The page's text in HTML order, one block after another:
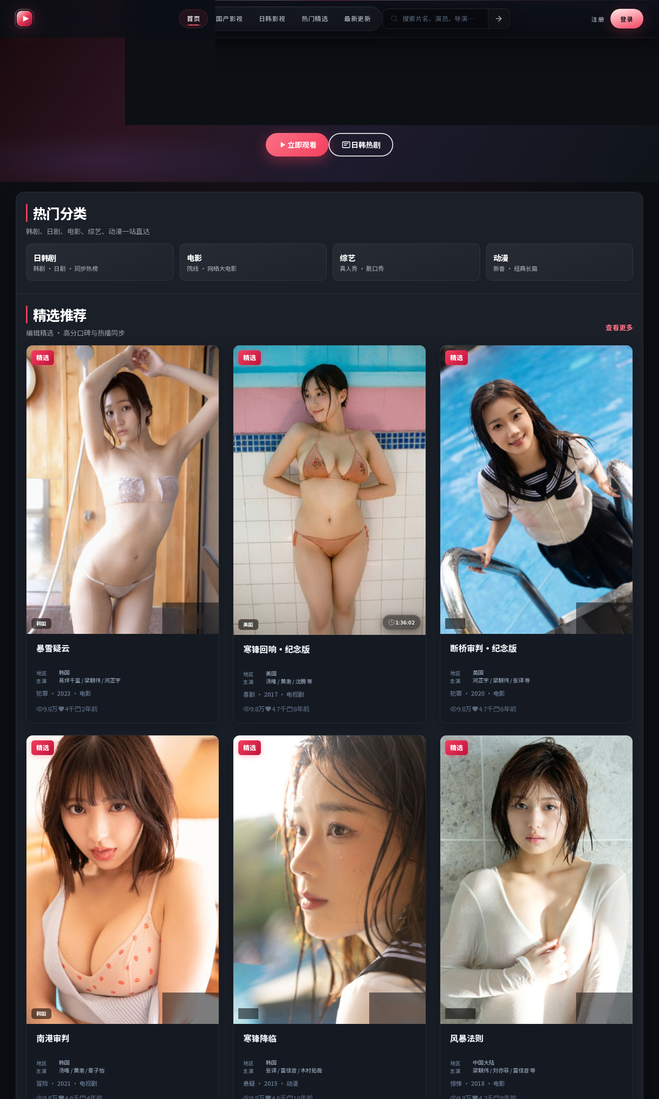
首页 国产影视 日韩影视 热门精选 最新更新 注册 登录
立即观看 日韩热剧
热门分类
韩剧、日剧、电影、综艺、动漫一站直达
日韩剧
韩剧 · 日剧 · 同步热榜
电影
院线 · 网络大电影
综艺
真人秀 · 脱口秀
动漫
新番 · 经典长篇
精选推荐
编辑精选 · 高分口碑与热播同步
查看更多
精选
韩国
暴雪疑云
地区 韩国
主演 易烊千玺 / 梁朝伟 / 河正宇
犯罪 · 2023 · 电影
9.8万 4千 2年前
精选
美国 1:36:02
寒锋回响·纪念版
地区 美国
主演 汤唯 / 黄渤 / 沈腾 等
喜剧 · 2017 · 电视剧
9.8万 4.7千 8年前
精选
断桥审判·纪念版
地区 英国
主演 河正宇 / 梁朝伟 / 张译 等
犯罪 · 2020 · 电影
9.8万 4.7千 6年前
精选
韩国
南港审判
地区 韩国
主演 汤唯 / 黄渤 / 章子怡
冒险 · 2021 · 电视剧
精选
寒锋降临
地区 韩国
主演 张译 / 雷佳音 / 木村拓哉
悬疑 · 2015 · 动漫
精选
风暴法则
地区 中国大陆
主演 梁朝伟 / 刘亦菲 / 雷佳音 等
惊悚 · 2018 · 电影